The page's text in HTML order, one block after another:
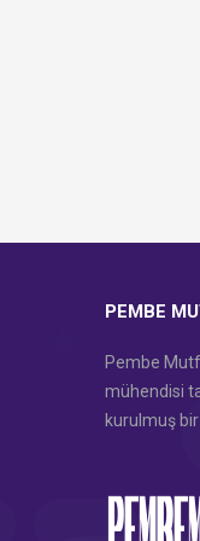
PEMBE
Pembe
mühendisi
kurulmuş